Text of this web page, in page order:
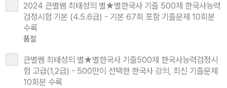
2024 큰별쌤 최태성의 별★별한국사 기출 500제 한국사능력
검정시험 기본 (4.5.6급) - 기본 67회 포함 기출문제 10회분
수록
품절
큰별쌤 최태성의 별★별한국사 기출500제 한국사능력검정시
험 고급(1,2급) - 500만이 선택한 한국사 강의, 최신 기출문제
10회분 수록